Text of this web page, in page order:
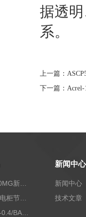
据透
系。
上一篇：
下一篇：
Acrel-2000MG新能源消纳安科瑞微电网能量管理系统
ATE800配电柜节点无线测温/表带捆绑/无源感应取电
ANSNP70-0.4/BANSNP中线安防保护器 治理三相不平衡
新闻中心
新闻中心
技术文章